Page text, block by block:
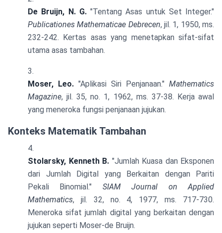
De Bruijn, N. G."Tentang Asas untuk Set Integer."
Publicationes Mathematicae Debrecen, jil. 1, 1950, ms.
232-242. Kertas asas yang menetapkan sifat-sifat
utama asas tambahan.
Moser, Leo. "Aplikasi Siri Penjanaan." Mathematics
Magazine, jil. 35, no. 1, 1962, ms. 37-38. Kerja awal
yang meneroka fungsi penjanaan jujukan.
Konteks Matematik Tambahan
Stolarsky, Kenneth B. "Jumlah Kuasa dan Eksponen
dari Jumlah Digital yang Berkaitan dengan Pariti
Pekali Binomial." SIAM Journal on Applied
Mathematics, jil. 32, no. 4, 1977, ms. 717-730.
Meneroka sifat jumlah digital yang berkaitan dengan
jujukan seperti Moser-de Bruijn.